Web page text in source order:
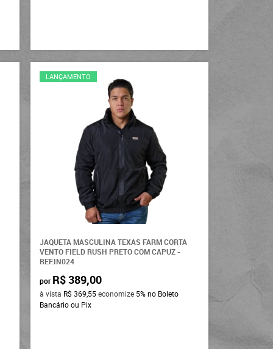
LANÇAMENTO
JAQUETA MASCULINA TEXAS FARM CORTA
VENTO FIELD RUSH PRETO COM CAPUZ -
REF:IN024
por R$ 389,00
à vista R$ 369,55economize 5% no Boleto
Bancário ou Pix